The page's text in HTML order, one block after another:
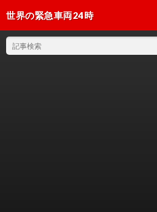
世界の緊急車両24時